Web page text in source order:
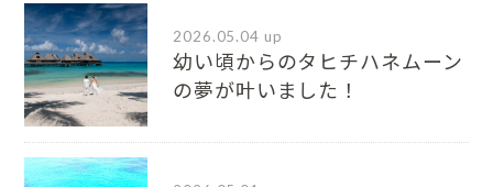
2026.05.04 up
幼い頃からのタヒチハネムーン
の夢が叶いました！